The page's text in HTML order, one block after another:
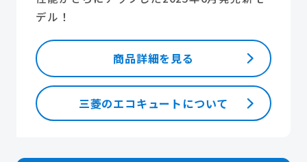
デル！
商品詳細を見る
三菱のエコキュートについて